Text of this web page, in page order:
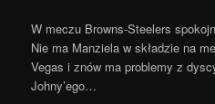
W meczu Browns-Steelers
Nie ma Manziela w składzie na
Vegas i znów ma problemy z
Johny’ego…